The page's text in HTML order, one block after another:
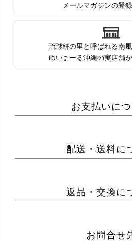
メールマガジンの登
琉球絣の里と呼ばれる南
ゆいまーる沖縄の実店舗が
お支払いに
配送・送料に
返品・交換に
お問合せ